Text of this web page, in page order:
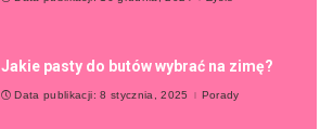
Jakie pasty do butów wybrać na zimę?
Data publikacji: 8 stycznia, 2025 Porady